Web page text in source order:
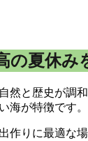
の夏休み
然と歴史が調
海が特徴です。
作りに最適な